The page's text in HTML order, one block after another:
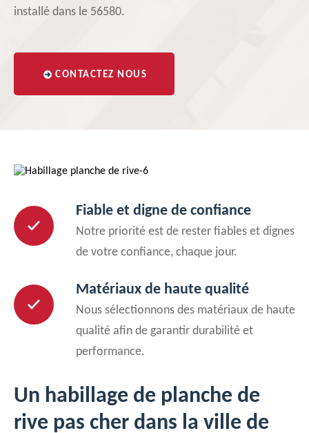
installé dans le 56580.
CONTACTEZ NOUS
Fiable et digne de confiance
Notre priorité est de rester fiables et dignes
de votre confiance, chaque jour.
Matériaux de haute qualité
Nous sélectionnons des matériaux de haute
qualité afin de garantir durabilité et
performance.
Un habillage de planche de
rive pas cher dans la ville de